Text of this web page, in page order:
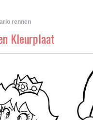
rennen
Kleurplaat